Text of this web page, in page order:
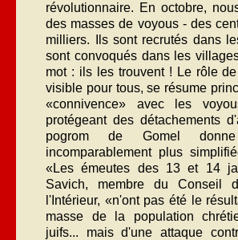
révolutionnaire. En octobre,
des masses de voyous - des
milliers. Ils sont recrutés dans
sont convoqués dans les
mot : ils les trouvent ! Le rôle
visible pour tous, se résume
«connivence» avec les
protégeant des détachements
pogrom de Gomel
incomparablement plus
«Les émeutes des 13 et 14
Savich, membre du Conseil
l'Intérieur, «n'ont pas été le
masse de la population
juifs... mais d'une attaque